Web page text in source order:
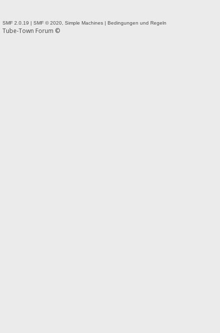
SMF 2.0.19 | SMF © 2020 Simple Machines | Bedingungen und Regeln
Tube-Town Forum ©